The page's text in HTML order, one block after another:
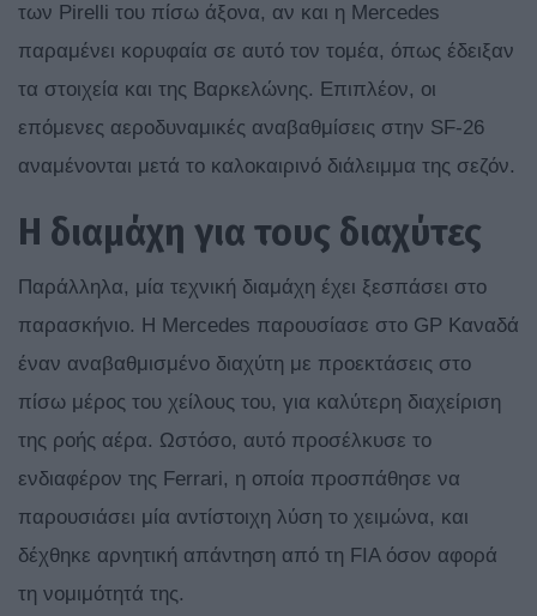
των Pirelli του πίσω άξονα, αν και η Mercedes
παραμένει κορυφαία σε αυτό τον τομέα, όπως έδειξαν
τα στοιχεία και της Βαρκελώνης. Επιπλέον, οι
επόμενες αεροδυναμικές αναβαθμίσεις στην SF-26
αναμένονται μετά το καλοκαιρινό διάλειμμα της σεζόν.
Η διαμάχη για τους διαχύτες
Παράλληλα, μία τεχνική διαμάχη έχει ξεσπάσει στο
παρασκήνιο. H Mercedes παρουσίασε στο GP Καναδά
έναν αναβαθμισμένο διαχύτη με προεκτάσεις στο
πίσω μέρος του χείλους του, για καλύτερη διαχείριση
της ροής αέρα. Ωστόσο, αυτό προσέλκυσε το
ενδιαφέρον της Ferrari, η οποία προσπάθησε να
παρουσιάσει μία αντίστοιχη λύση το χειμώνα, και
δέχθηκε αρνητική απάντηση από τη FIA όσον αφορά
τη νομιμότητά της.